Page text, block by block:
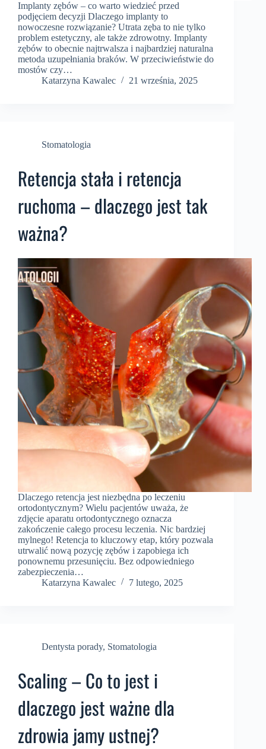
Implanty zębów – co warto wiedzieć przed
podjęciem decyzji Dlaczego implanty to
nowoczesne rozwiązanie? Utrata zęba to nie tylko
problem estetyczny, ale także zdrowotny. Implanty
zębów to obecnie najtrwalsza i najbardziej naturalna
metoda uzupełniania braków. W przeciwieństwie do
mostów czy…
Katarzyna Kawalec
21 września, 2025
Stomatologia
Retencja stała i retencja
ruchoma – dlaczego jest tak
ważna?
Dlaczego retencja jest niezbędna po leczeniu
ortodontycznym? Wielu pacjentów uważa, że
zdjęcie aparatu ortodontycznego oznacza
zakończenie całego procesu leczenia. Nic bardziej
mylnego! Retencja to kluczowy etap, który pozwala
utrwalić nową pozycję zębów i zapobiega ich
ponownemu przesunięciu. Bez odpowiedniego
zabezpieczenia…
Katarzyna Kawalec
7 lutego, 2025
Dentysta porady, Stomatologia
Scaling – Co to jest i
dlaczego jest ważne dla
zdrowia jamy ustnej?